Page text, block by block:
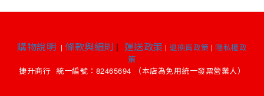
購物說明 | 條款與細則 | 運送政策 | 退換貨政策 | 隱私權政
策
捷升商行 統一編號： 82465694 （本店為免用統一發票營業人）